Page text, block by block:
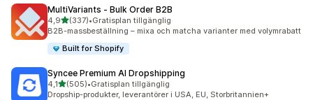
MultiVariants ‑ Bulk Order B2B
4,9av 5 stjärnor
(337)
337 recensioner totalt
•Gratisplan tillgänglig
B2B-massbeställning – mixa och matcha varianter med volymrabatt
Built for Shopify
Syncee Premium AI Dropshipping
4,1av 5 stjärnor
(505)
505 recensioner totalt
•Gratisplan tillgänglig
Dropship-produkter, leverantörer i USA, EU, Storbritannien+